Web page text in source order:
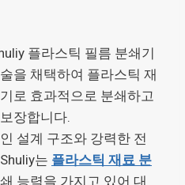
플라스틱 필름 분쇄기
을 채택하여 플라스틱 재
로 효과적으로 분쇄하고
장합니다.
설계 구조와 강력한 전
는 플라스틱 재료 분
능력을 가지고 있어 대